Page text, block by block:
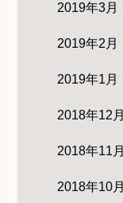
2019年3月
2019年2月
2019年1月
2018年12月
2018年11月
2018年10月